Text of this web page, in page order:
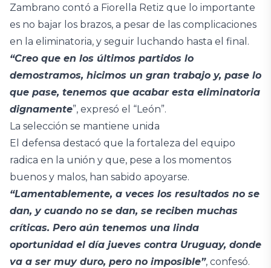
Zambrano contó a Fiorella Retiz que lo importante
es no bajar los brazos, a pesar de las complicaciones
en la eliminatoria, y seguir luchando hasta el final.
“Creo que en los últimos partidos lo
demostramos, hicimos un gran trabajo y, pase lo
que pase, tenemos que acabar esta eliminatoria
dignamente”, expresó el “León”.
La selección se mantiene unida
El defensa destacó que la fortaleza del equipo
radica en la unión y que, pese a los momentos
buenos y malos, han sabido apoyarse.
“Lamentablemente, a veces los resultados no se
dan, y cuando no se dan, se reciben muchas
críticas. Pero aún tenemos una linda
oportunidad el día jueves contra Uruguay, donde
va a ser muy duro, pero no imposible”, confesó.